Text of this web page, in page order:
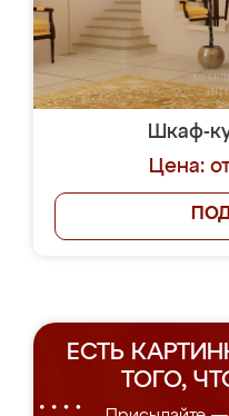
Шкаф-
Цена:
ЕСТЬ
ТОГО,